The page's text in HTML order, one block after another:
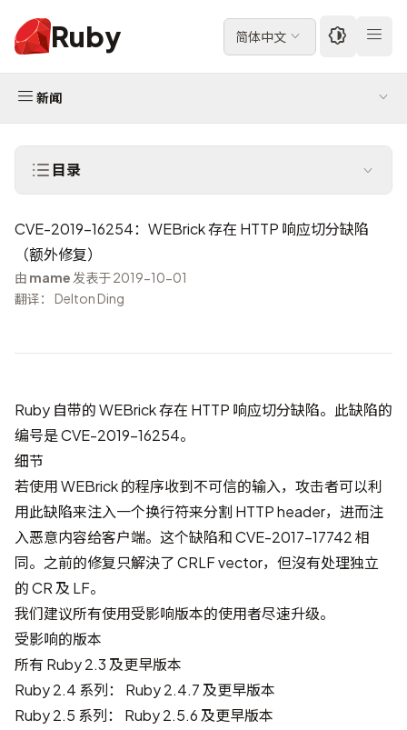
Ruby 简体中文
新闻
目录
CVE-2019-16254：WEBrick 存在 HTTP 响应切分缺陷
（额外修复）
由 mame 发表于 2019-10-01
翻译： Delton Ding
Ruby 自带的 WEBrick 存在 HTTP 响应切分缺陷。此缺陷的
编号是CVE-2019-16254。
细节
若使用 WEBrick 的程序收到不可信的输入，攻击者可以利
用此缺陷来注入一个换行符来分割 HTTP header，进而注
入恶意内容给客户端。这个缺陷和CVE-2017-17742相
同。之前的修复只解決了 CRLF vector，但沒有处理独立
的 CR 及 LF。
我们建议所有使用受影响版本的使用者尽速升级。
受影响的版本
所有 Ruby 2.3 及更早版本
Ruby 2.4 系列： Ruby 2.4.7 及更早版本
Ruby 2.5 系列： Ruby 2.5.6 及更早版本